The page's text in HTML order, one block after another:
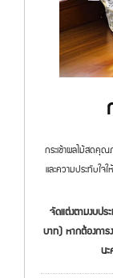
กระเช้าผลไม้สดคุ
และความประทับใจ
จัดแต่งตามงบป
บาท) หากต้องการ
น